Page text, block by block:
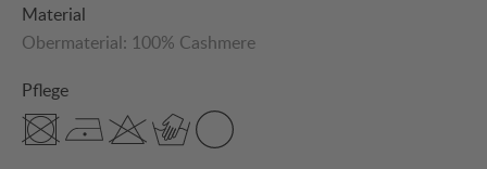
Material
Obermaterial: 100% Cashmere
Pflege